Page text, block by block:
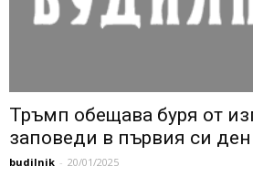
Тръмп обещава буря от
заповеди в първия си ден
budilnik - 20/01/2025